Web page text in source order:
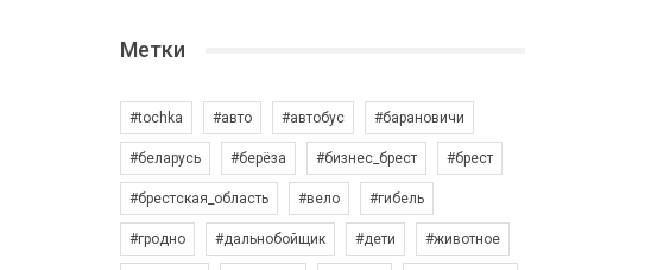
Метки
#tochka #авто #автобус #барановичи
#беларусь #берёза #бизнес_брест #брест
#брестская_область #вело #гибель
#гродно #дальнобойщик #дети #животное